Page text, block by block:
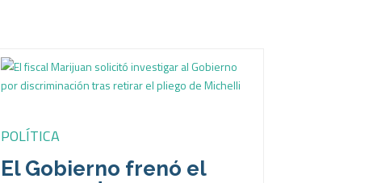
POLÍTICA
El Gobierno frenó el